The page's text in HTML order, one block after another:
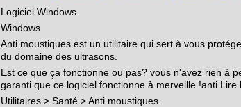
Logiciel Windows
Windows
Anti moustiques est un utilitaire qui sert à vous
du domaine des ultrasons.
Est ce que ça fonctionne ou pas? vous n'avez rien à
garanti que ce logiciel fonctionne à merveille !anti Lire
Utilitaires > Santé > Anti moustiques